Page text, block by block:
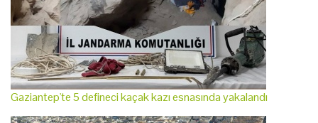
Gaziantep'te 5 defineci kaçak kazı esnasında yakalandı